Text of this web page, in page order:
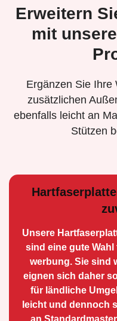
Erweitern
mit
Ergänzen Sie Ihre
zusätzlichen
ebenfalls leicht an
Stützen
Unsere
sind eine gute
werbung. Sie sind
eignen sich daher
für ländliche
leicht und dennoch
an